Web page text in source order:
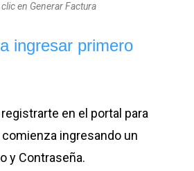
clic en Generar Factura
ingresar primero
en el portal para
ingresando un
y Contraseña.